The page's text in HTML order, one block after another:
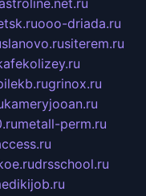
ooo-driada.ru
siterem.ru
grinox.ru
kameryjooan.ru
metall-perm.ru
drsschool.ru